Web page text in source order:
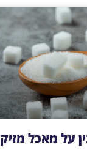
על מאכל מזיק